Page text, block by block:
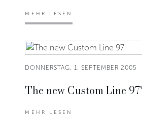
MEHR LESEN
DONNERSTAG, 1. SEPTEMBER 2005
The new Custom Line 97'
MEHR LESEN